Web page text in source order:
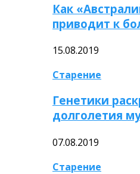
Как
приводит к
15.08.2019
Старение
Генетики
долголетия
07.08.2019
Старение